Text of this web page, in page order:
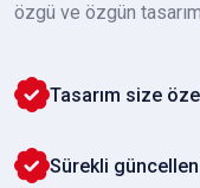
özgü ve özgün
Tasarım size
Sürekli